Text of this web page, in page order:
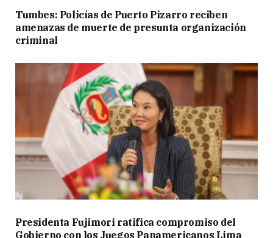
Tumbes: Policías de Puerto Pizarro reciben
amenazas de muerte de presunta organización
criminal
Presidenta Fujimori ratifica compromiso del
Gobierno con los Juegos Panamericanos Lima